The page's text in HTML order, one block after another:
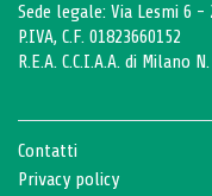
Sede legale: Via Lesmi 6 -
P.IVA, C.F. 01823660152
R.E.A. C.C.I.A.A. di Milano
Contatti
Privacy policy